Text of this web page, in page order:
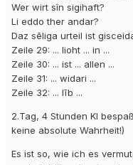
Wer wirt sîn sigihaft?
Li eddo ther andar?
Daz sēliga urteil ist
Zeile 29: ... lioht ... in ...
Zeile 30: ... ist ... allen ...
Zeile 31: ... widari ...
Zeile 32: ... līb ...
2.Tag, 4 Stunden KI
keine absolute Wahrheit!)
Es ist so, wie ich es